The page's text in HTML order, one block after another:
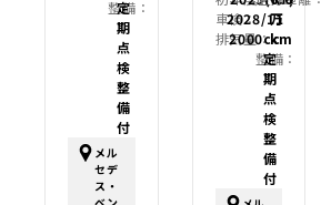
整備：
定
期
点
検
整
備
付
メル
セデ
ス・
ベン
車検：
2028/11
排気量：
2000cc
万
km
整備：
定
期
点
検
整
備
付